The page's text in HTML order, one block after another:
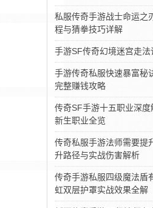
私服传奇手游战士命运之
程与猜拳技巧详解
手游SF传奇幻境迷宫走
手游传奇私服快速暴富秘
完整赚钱攻略
传奇SF手游十五职业深
新生职业全览
传奇私服手游法师需要提
升路径与实战伤害解析
传奇手游私服四级魔法盾
虹双层护罩实战效果全解